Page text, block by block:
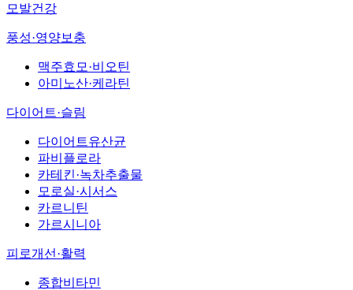
모발건강
풍성·영양보충
맥주효모·비오틴
아미노산·케라틴
다이어트·슬림
다이어트유산균
파비플로라
카테킨·녹차추출물
모로실·시서스
카르니틴
가르시니아
피로개선·활력
종합비타민